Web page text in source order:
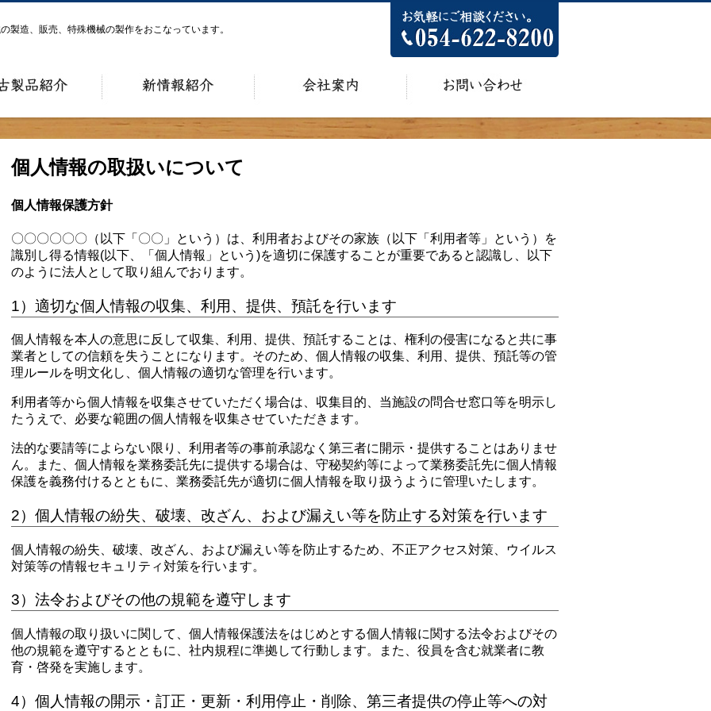
製造、販売、特殊機械の製作をおこなっています。
個人情報の取扱いについて
個人情報保護方針
〇〇〇〇〇〇（以下「〇〇」という）は、利用者およびその家族（以下「利用者等」という）を
識別し得る情報(以下、「個人情報」という)を適切に保護することが重要であると認識し、以下
のように法人として取り組んでおります。
1）適切な個人情報の収集、利用、提供、預託を行います
個人情報を本人の意思に反して収集、利用、提供、預託することは、権利の侵害になると共に事
業者としての信頼を失うことになります。そのため、個人情報の収集、利用、提供、預託等の管
理ルールを明文化し、個人情報の適切な管理を行います。
利用者等から個人情報を収集させていただく場合は、収集目的、当施設の問合せ窓口等を明示し
たうえで、必要な範囲の個人情報を収集させていただきます。
法的な要請等によらない限り、利用者等の事前承認なく第三者に開示・提供することはありませ
ん。また、個人情報を業務委託先に提供する場合は、守秘契約等によって業務委託先に個人情報
保護を義務付けるとともに、業務委託先が適切に個人情報を取り扱うように管理いたします。
2）個人情報の紛失、破壊、改ざん、および漏えい等を防止する対策を行います
個人情報の紛失、破壊、改ざん、および漏えい等を防止するため、不正アクセス対策、ウイルス
対策等の情報セキュリティ対策を行います。
3）法令およびその他の規範を遵守します
個人情報の取り扱いに関して、個人情報保護法をはじめとする個人情報に関する法令およびその
他の規範を遵守するとともに、社内規程に準拠して行動します。また、役員を含む就業者に教
育・啓発を実施します。
4）個人情報の開示・訂正・更新・利用停止・削除、第三者提供の停止等への対